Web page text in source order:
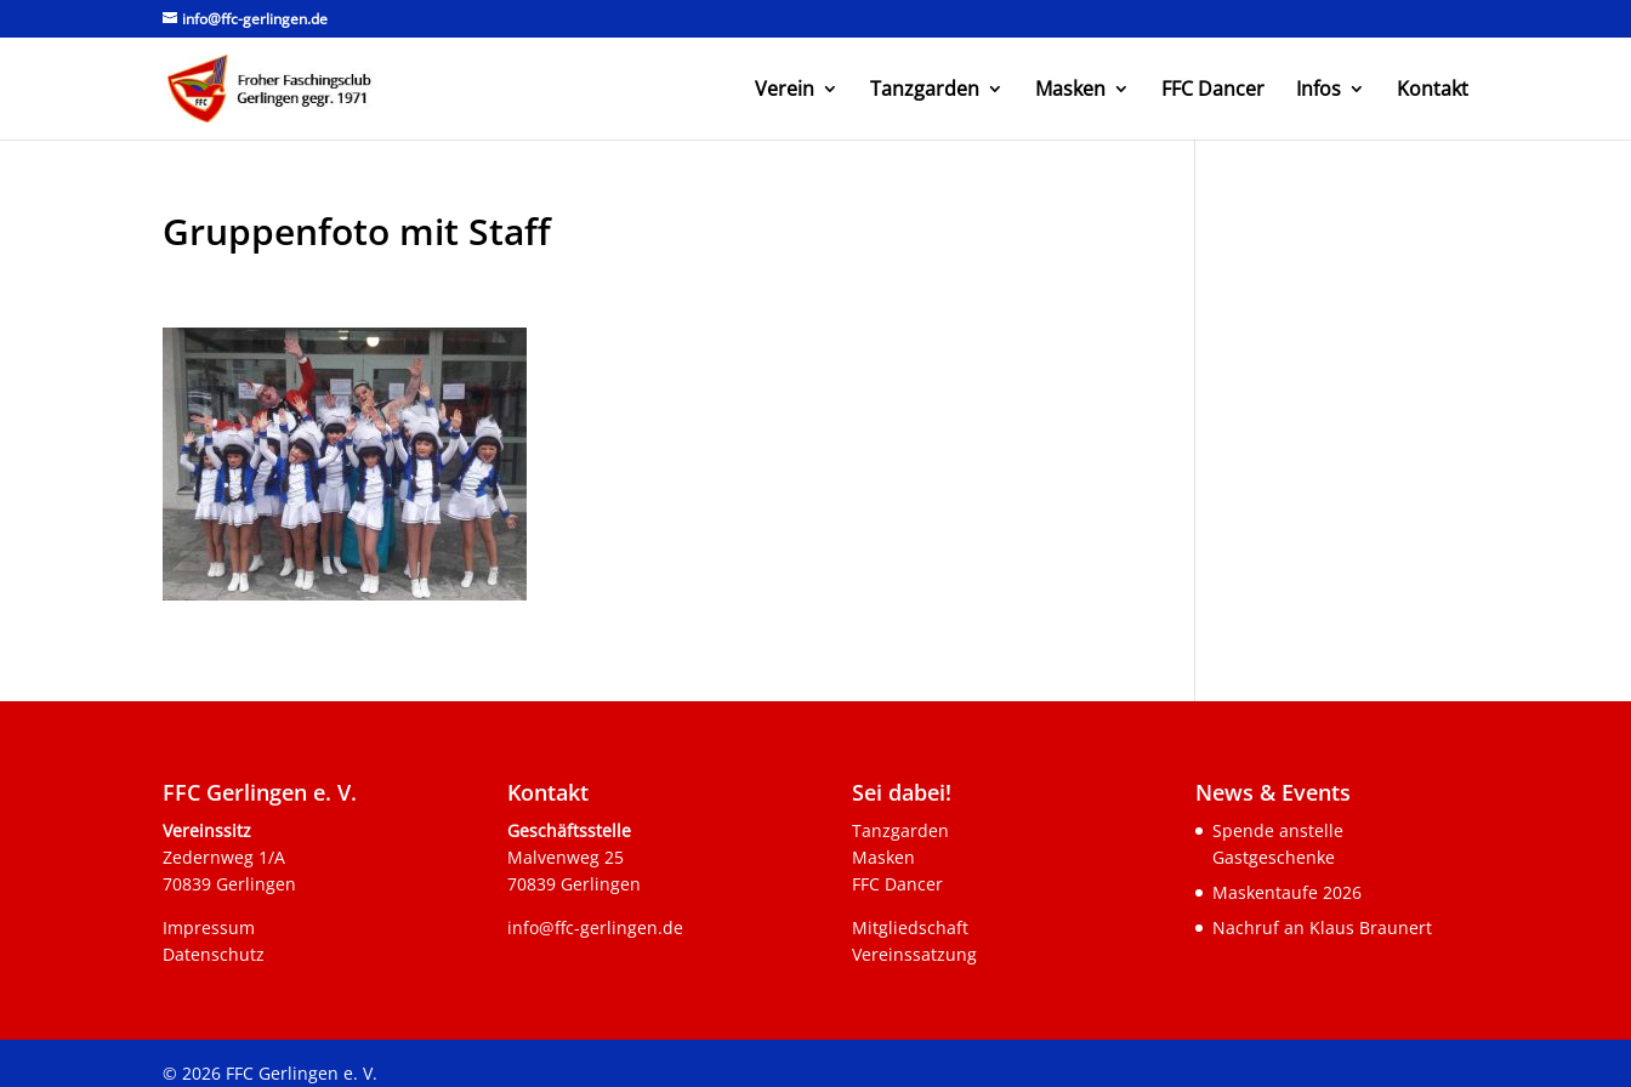
info@ffc-gerlingen.de
Verein Tanzgarden Masken FFC Dancer Infos Kontakt
Gruppenfoto mit Staff
FFC Gerlingen e. V.
Vereinssitz
Zedernweg 1/A
70839 Gerlingen
Impressum
Datenschutz
Kontakt
Geschäftsstelle
Malvenweg 25
70839 Gerlingen
info@ffc-gerlingen.de
Sei dabei!
Tanzgarden
Masken
FFC Dancer
Mitgliedschaft
Vereinssatzung
News & Events
Spende anstelle
Gastgeschenke
Maskentaufe 2026
Nachruf an Klaus Braunert
© 2026 FFC Gerlingen e. V.